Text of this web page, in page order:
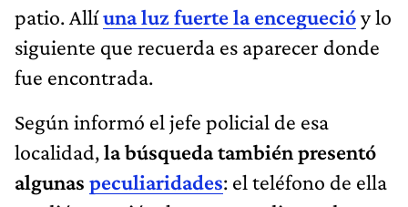
patio. Allíuna luz fuerte la enceguecióy lo
siguiente que recuerda es aparecer donde
fue encontrada.
Según informó el jefe policial de esa
localidad,la búsqueda también presentó
algunas peculiaridades: el teléfono de ella